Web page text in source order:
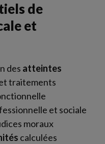
de
et
des atteintes
traitements
et sociale
moraux
calculées